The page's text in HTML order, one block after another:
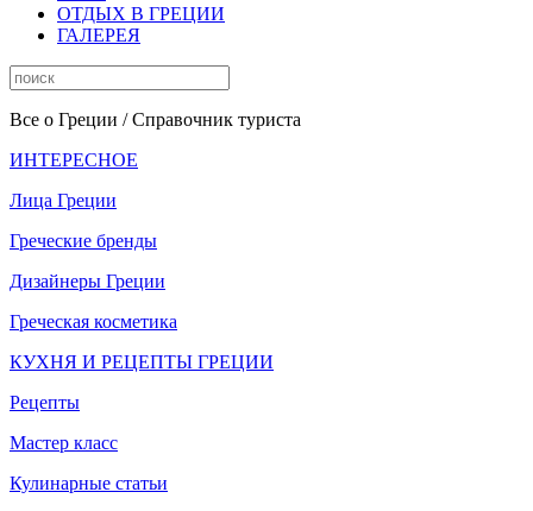
ОТДЫХ В ГРЕЦИИ
ГАЛЕРЕЯ
Все о Греции / Справочник туриста
ИНТЕРЕСНОЕ
Лица Греции
Греческие бренды
Дизайнеры Греции
Греческая косметика
КУХНЯ И РЕЦЕПТЫ ГРЕЦИИ
Рецепты
Мастер класс
Кулинарные статьи